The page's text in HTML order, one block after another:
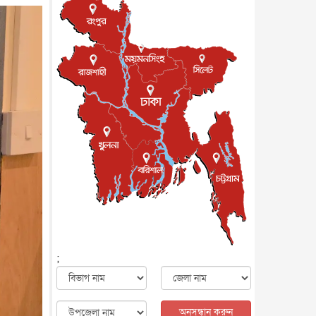
পাকিস্তান-তুরস্কের সঙ্গে প্রতিরক্ষা
চুক্তি সৌদি আরবকে কতটা ন...
আন্তর্জাতিক ৮ আগস্ট, ২০২৬
যুক্তরাজ্যে গ্রুমিং কেলেঙ্কারি :
পাকিস্তানির অপরাধে অস্বস্তি...
আন্তর্জাতিক
বিরোধ কাটিয়ে কূটনৈতিক সম্পর্ক
পুনঃস্থাপন করছে মেক্সিকো ও
পের...আন্তর্জাতিক ৮ আগস্ট, ২০২৬
এবার ওটিটিতে মুক্তি পেল ‘মালিক’
বিনোদন ৮ আগস্ট, ২০২৬
রিয়ালকে ‘না’ বলা রদ্রির জন্য
বার্সার কাছে কত চাইল ম্যানসিটি
শিল্পকলায় চলচ্চিত্র উৎসব, বিনা
মূল্যে দেখা যাবে ৬ সিনেমা
বিনোদন
;
অনুসন্ধান করুন